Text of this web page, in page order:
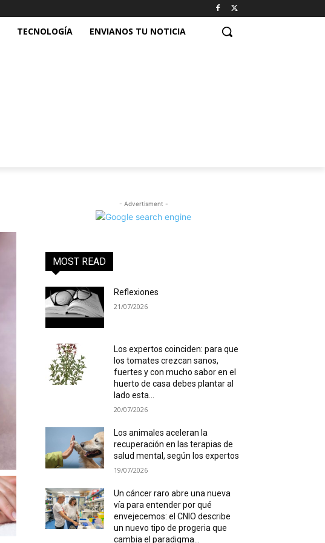
TECNOLOGÍA ENVIANOS TU NOTICIA
- Advertisment -
MOST READ
Reflexiones
21/07/2026
Los expertos coinciden: para que
los tomates crezcan sanos,
fuertes y con mucho sabor en el
huerto de casa debes plantar al
lado esta...
20/07/2026
Los animales aceleran la
recuperación en las terapias de
salud mental, según los expertos
19/07/2026
Un cáncer raro abre una nueva
vía para entender por qué
envejecemos: el CNIO describe
un nuevo tipo de progeria que
cambia el paradigma...